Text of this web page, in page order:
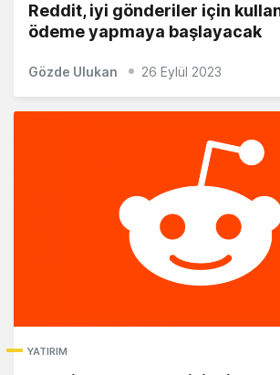
Reddit, iyi gönderiler için
ödeme yapmaya başlayacak
Gözde Ulukan 26 Eylül 2023
YATIRIM